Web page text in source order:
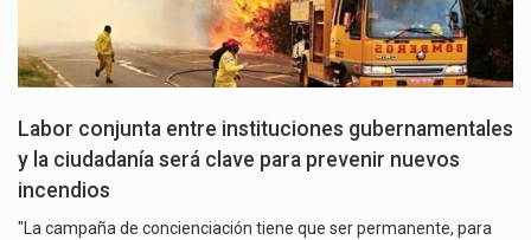
Labor conjunta entre instituciones gubernamentales
y la ciudadanía será clave para prevenir nuevos
incendios
"La campaña de concienciación tiene que ser permanente, para